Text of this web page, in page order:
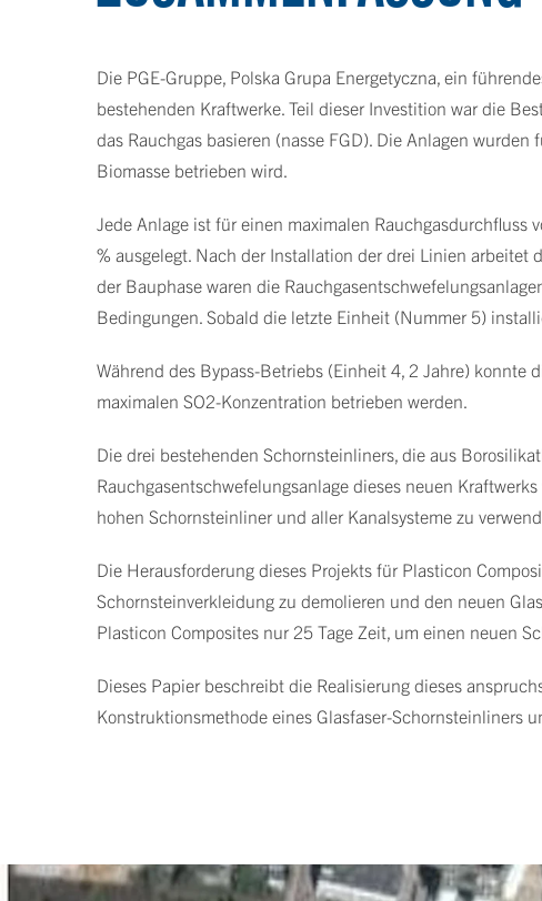
Die PGE-Gruppe, Polska Grupa Energetyczna, ein
bestehenden Kraftwerke. Teil dieser Investition war die
das Rauchgas basieren (nasse FGD). Die Anlagen
Biomasse betrieben wird.
Jede Anlage ist für einen maximalen
% ausgelegt. Nach der Installation der drei Linien arbeitet
der Bauphase waren die
Bedingungen. Sobald die letzte Einheit (Nummer 5)
Während des Bypass-Betriebs (Einheit 4, 2 Jahre) konnte
maximalen SO2-Konzentration betrieben werden.
Die drei bestehenden Schornsteinliners, die aus
Rauchgasentschwefelungsanlage dieses neuen
hohen Schornsteinliner und aller Kanalsysteme zu
Die Herausforderung dieses Projekts für Plasticon
Schornsteinverkleidung zu demolieren und den neuen
Plasticon Composites nur 25 Tage Zeit, um einen neuen
Dieses Papier beschreibt die Realisierung dieses
Konstruktionsmethode eines Glasfaser-Schornsteinliners